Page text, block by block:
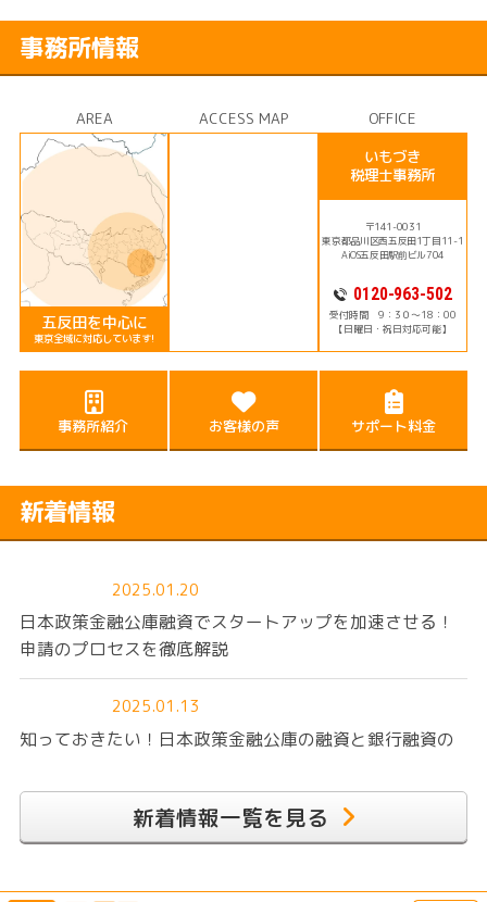
事務所情報
AREA
五反田を中心に
東京全域に対応しています!
ACCESS MAP
OFFICE
いもづき
税理士事務所
〒141-0031
東京都品川区西五反田1丁目11-1
AiOS五反田駅前ビル704
0120-963-502
受付時間 9：3０～18：00
【日曜日・祝日対応可能】
事務所紹介 お客様の声 サポート料金
新着情報
2025.01.20
日本政策金融公庫融資でスタートアップを加速させる！
申請のプロセスを徹底解説
2025.01.13
知っておきたい！日本政策金融公庫の融資と銀行融資の
2025.01.06
新着情報一覧を見る